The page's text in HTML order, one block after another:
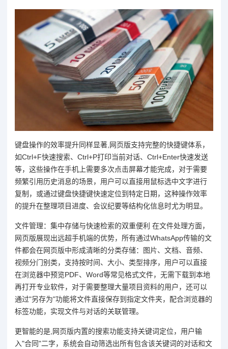
键盘操作的效率提升同样显著,网页版支持完整的快捷键体系，
如Ctrl+F快速搜索、Ctrl+P打印当前对话、Ctrl+Enter快速发送
等，这些操作在手机上需要多次点击屏幕才能完成，对于需要
频繁引用历史消息的场景，用户可以直接用鼠标选中文字进行
复制，或通过键盘快捷键快速定位到特定日期，这种操作效率
的提升在整理项目进度、会议纪要等结构化信息时尤为明显。
文件管理：集中存储与快速检索的双重便利 在文件处理方面，
网页版展现出远超手机端的优势，所有通过WhatsApp传输的文
件都会在网页版中形成清晰的分类存储：图片、文档、音频、
视频分门别类，支持按时间、大小、类型排序，用户可以直接
在浏览器中预览PDF、Word等常见格式文件，无需下载到本地
再打开专业软件，对于需要整理大量项目资料的用户，还可以
通过"另存为"功能将文件直接保存到指定文件夹，配合浏览器的
标签功能，实现文件与对话的关联管理。
更智能的是,网页版内置的搜索功能支持关键词定位，用户输
入"合同"二字，系统会自动筛选出所有包含该关键词的对话和文